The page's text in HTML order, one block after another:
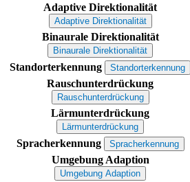
Adaptive Direktionalität
Adaptive Direktionalität
Binaurale Direktionalität
Binaurale Direktionalität
Standorterkennung Standorterkennung
Rauschunterdrückung
Rauschunterdrückung
Lärmunterdrückung
Lärmunterdrückung
Spracherkennung Spracherkennung
Umgebung Adaption
Umgebung Adaption